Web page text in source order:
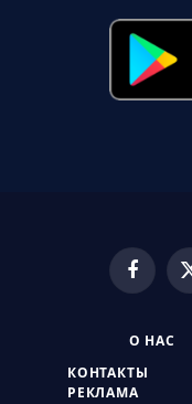
О НАС
КОНТАКТЫ
РЕКЛАМА